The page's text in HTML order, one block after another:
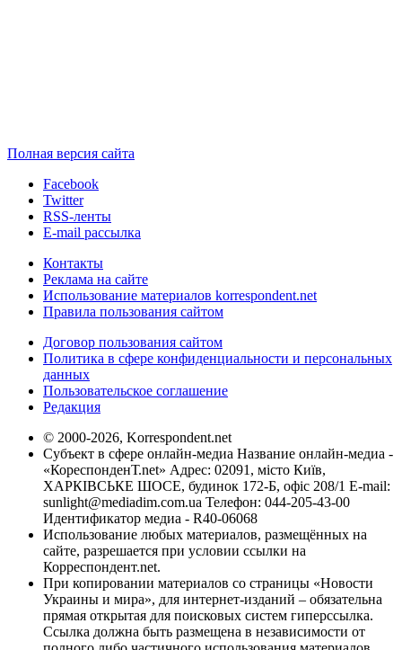
Полная версия сайта
Facebook
Twitter
RSS-ленты
E-mail рассылка
Контакты
Реклама на сайте
Использование материалов korrespondent.net
Правила пользования сайтом
Договор пользования сайтом
Политика в сфере конфиденциальности и персональных
данных
Пользовательское соглашение
Редакция
© 2000-2026, Korrespondent.net
Субъект в сфере онлайн-медиа Название онлайн-медиа -
«КореспонденТ.net» Адрес: 02091, місто Київ,
ХАРКІВСЬКЕ ШОСЕ, будинок 172-Б, офіс 208/1 E-mail:
sunlight@mediadim.com.ua Телефон: 044-205-43-00
Идентификатор медиа - R40-06068
Использование любых материалов, размещённых на
сайте, разрешается при условии ссылки на
Корреспондент.net.
При копировании материалов со страницы «Новости
Украины и мира», для интернет-изданий – обязательна
прямая открытая для поисковых систем гиперссылка.
Ссылка должна быть размещена в независимости от